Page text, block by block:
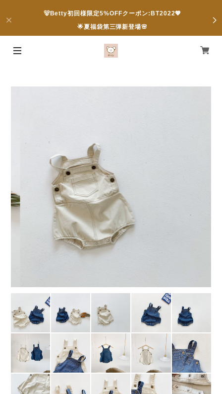
🐻Betty初回様限定5%OFFクーポン:BT2022💖
🌟夏福袋第三弾新登場🌸